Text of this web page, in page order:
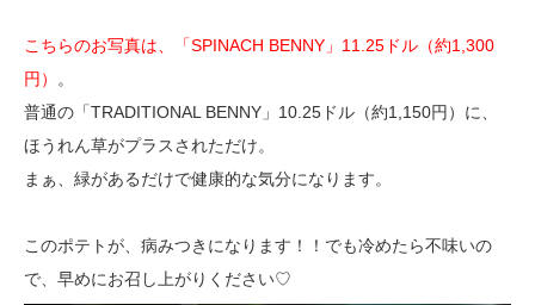
こちらのお写真は、
「SPINACH BENNY」11.25ドル（約1,300
円）
。
普通の「TRADITIONAL BENNY」10.25ドル（約1,150円）に、
ほうれん草がプラスされただけ。
まぁ、緑があるだけで健康的な気分になります。
このポテトが、病みつきになります！！でも冷めたら不味いの
で、早めにお召し上がりください♡